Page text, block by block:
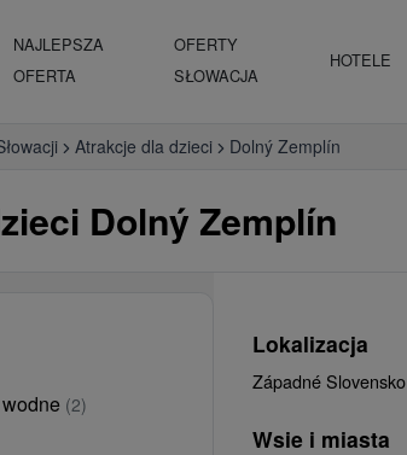
NAJLEPSZA
OFERTA
OFERTY
SŁOWACJA
HOTELE
Atrakcje dla dzieci Dolný Zemplín
Dolný Zemplín
(2)
Lokalizacja
Západné Slovensko
Wsie i miasta